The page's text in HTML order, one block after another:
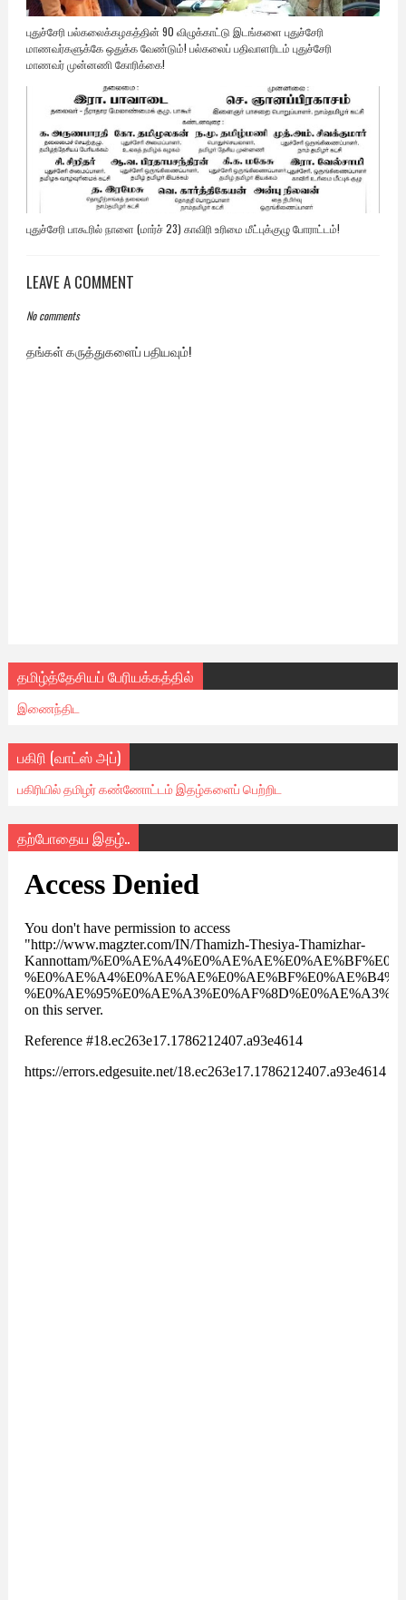
புதுச்சேரி பல்கலைக்கழகத்தின் 90 விழுக்காட்டு இடங்களை புதுச்சேரி
மாணவர்களுக்கே ஒதுக்க வேண்டும்! பல்கலைப் பதிவாளரிடம் புதுச்சேரி
மாணவர் முன்னணி கோரிக்கை!
புதுச்சேரி பாகூரில் நாளை (மார்ச் 23) காவிரி உரிமை மீட்புக்குழு போராட்டம்!
LEAVE A COMMENT
No comments
தங்கள் கருத்துகளைப் பதியவும்!
தமிழ்த்தேசியப் பேரியக்கத்தில்
இணைந்திட
பகிரி (வாட்ஸ் அப்)
பகிரியில் தமிழர் கண்ணோட்டம் இதழ்களைப் பெற்றிட
தற்போதைய இதழ்..